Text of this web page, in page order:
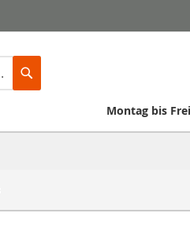
Montag bis